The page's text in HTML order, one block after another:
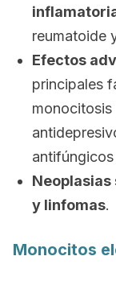
reumatoide
Efectos
principales
Neoplasias
y linfomas.
Monocitos